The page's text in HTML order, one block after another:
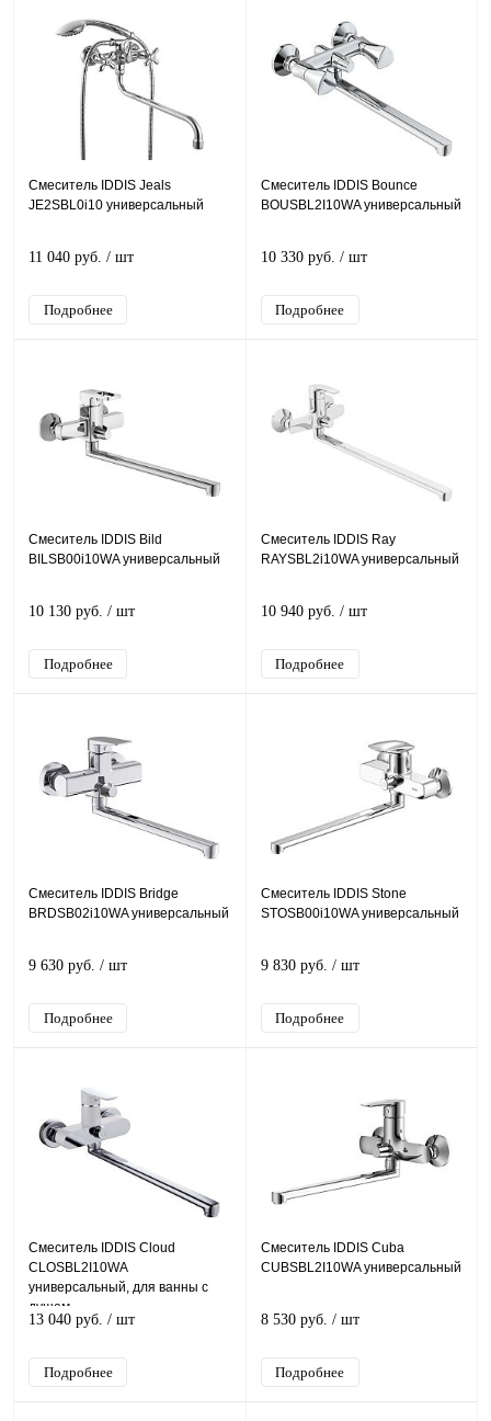
Смеситель IDDIS Jeals
JE2SBL0i10 универсальный
11 040 руб. / шт
Подробнее
Смеситель IDDIS Bounce
BOUSBL2I10WA универсальный
10 330 руб. / шт
Подробнее
Смеситель IDDIS Bild
BILSB00i10WA универсальный
10 130 руб. / шт
Подробнее
Смеситель IDDIS Ray
RAYSBL2i10WA универсальный
10 940 руб. / шт
Подробнее
Смеситель IDDIS Bridge
BRDSB02i10WA универсальный
9 630 руб. / шт
Подробнее
Смеситель IDDIS Stone
STOSB00i10WA универсальный
9 830 руб. / шт
Подробнее
Смеситель IDDIS Cloud
CLOSBL2I10WA
универсальный, для ванны с
душем
13 040 руб. / шт
Подробнее
Смеситель IDDIS Cuba
CUBSBL2I10WA универсальный
8 530 руб. / шт
Подробнее